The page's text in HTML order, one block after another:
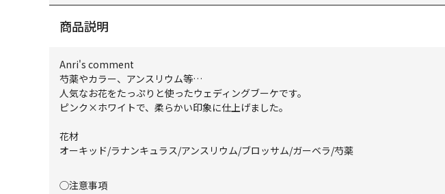
商品説明
Anri's comment
芍薬やカラー、アンスリウム等…
人気なお花をたっぷりと使ったウェディングブーケです。
ピンク×ホワイトで、柔らかい印象に仕上げました。
花材
オーキッド/ラナンキュラス/アンスリウム/ブロッサム/ガーベラ/芍薬
◯注意事項